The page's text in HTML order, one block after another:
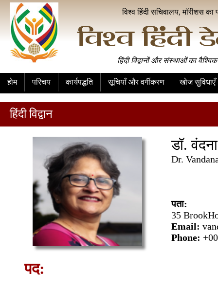
विश्व हिंदी सचिवालय, मॉरीशस का
हिंदी विद्वानों और संस्थाओं का
होम परिचय कार्यपद्धति सूचियाँ और वर्गीकरण खोज सुविधाएँ
हिंदी विद्वान
डॉ.
Dr.
पता:
35
Email:
Phone:
पद: